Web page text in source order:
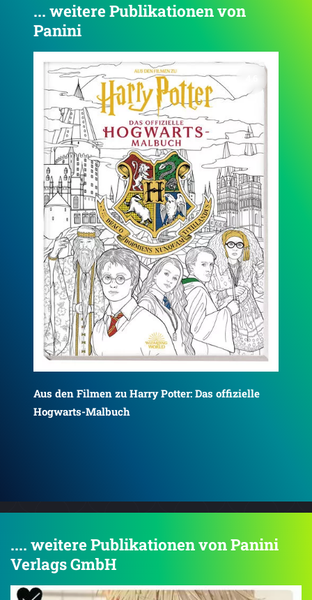
... weitere Publikationen von
Panini
Aus den Filmen zu Harry Potter: Dunkle Künste -
Halloween-Countdown
.... weitere Publikationen von Panini
Verlags GmbH